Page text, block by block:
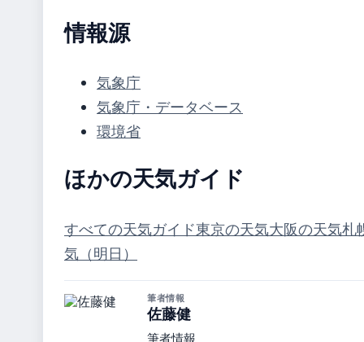
情報源
気象庁
気象庁・データベース
環境省
ほかの天気ガイド
すべての天気ガイド東京の天気大阪の天気札
気（明日）
筆者情報
佐藤健
筆者情報